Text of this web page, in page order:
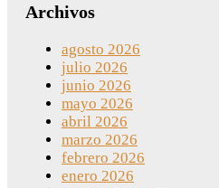
Archivos
agosto 2026
julio 2026
junio 2026
mayo 2026
abril 2026
marzo 2026
febrero 2026
enero 2026